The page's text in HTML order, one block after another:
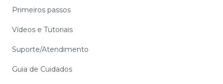
Primeiros passos
Vídeos e Tutoriais
Suporte/Atendimento
Guia de Cuidados